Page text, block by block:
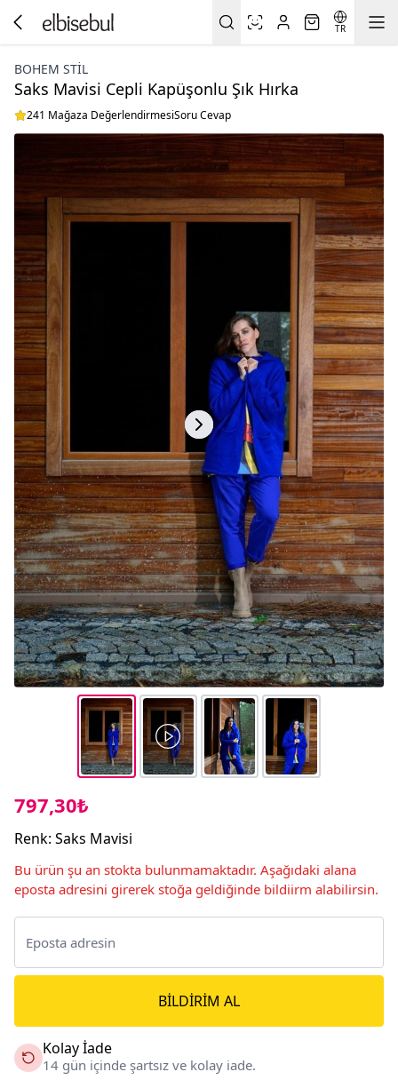
TR
BOHEM STIL
Saks Mavisi Cepli Kapüşonlu Şık Hırka
241 Mağaza DeğerlendirmesiSoru Cevap
797,30₺
Renk: Saks Mavisi
Bu ürün şu an stokta bulunmamaktadır. Aşağıdaki alana
eposta adresini girerek stoğa geldiğinde bildiirm alabilirsin.
BILDIRIM AL
Kolay İade
14 gün içinde şartsız ve kolay iade.